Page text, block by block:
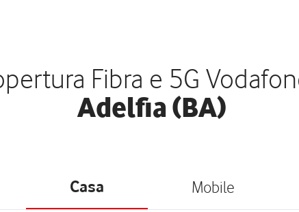
Fibra e 5G
Adelfia (BA)
Casa Mobile